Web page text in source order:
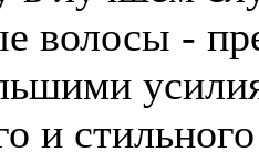
волосы -
и стильного